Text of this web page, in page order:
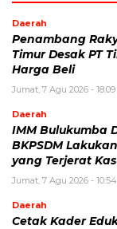
Daerah
Penambang
Timur Desak PT
Harga Beli
Jumat, 7 Agu 2026 -
Daerah
IMM Bulukumba
BKPSDM
yang Terjerat
Jumat, 7 Agu 2026 -
Daerah
Cetak Kader